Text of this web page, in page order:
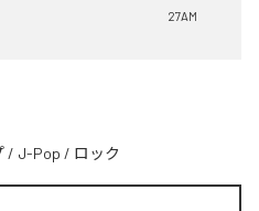
27AM
/ J-Pop / ロック